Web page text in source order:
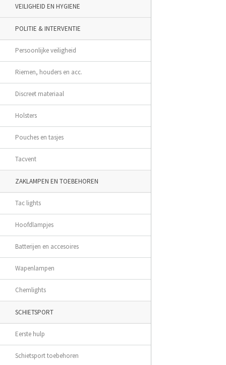
VEILIGHEID EN HYGIENE
POLITIE & INTERVENTIE
Persoonlijke veiligheid
Riemen, houders en acc.
Discreet materiaal
Holsters
Pouches en tasjes
Tacvent
ZAKLAMPEN EN TOEBEHOREN
Tac lights
Hoofdlampjes
Batterijen en accesoires
Wapenlampen
Chemlights
SCHIETSPORT
Eerste hulp
Schietsport toebehoren